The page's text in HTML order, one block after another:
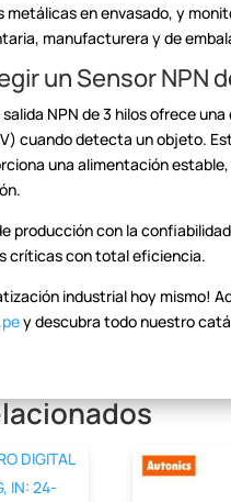
metálicas en envasado, y
manufacturera y de
un Sensor NPN
NPN de 3 hilos ofrece
cuando detecta un objeto.
una alimentación
producción con la
críticas con total eficiencia.
industrial hoy mismo!
y descubra todo nuestro